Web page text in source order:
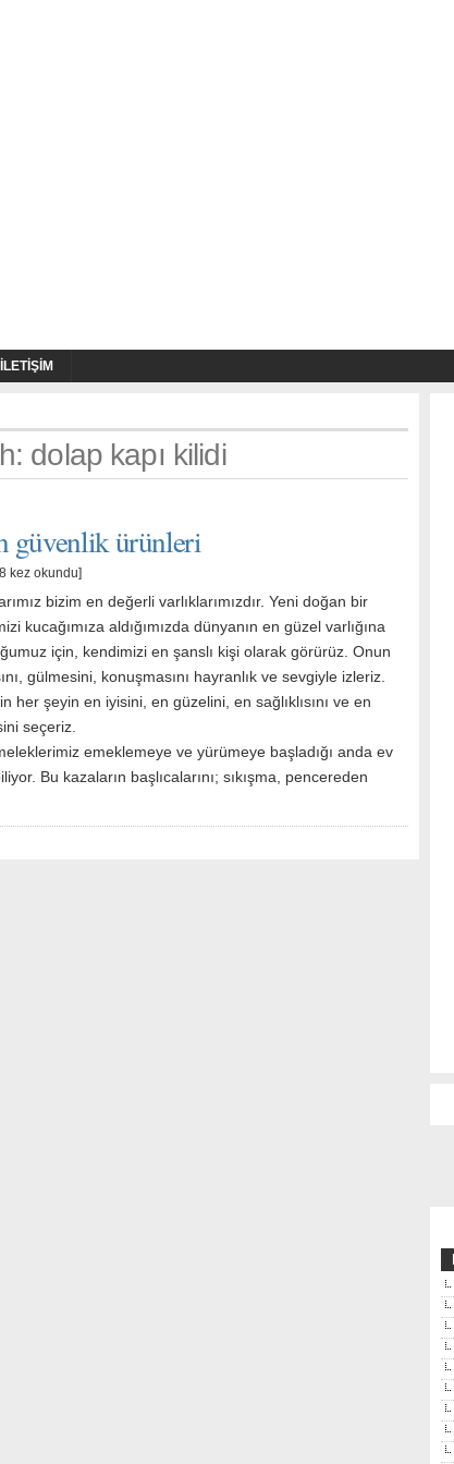
İLETIŞIM
dolap kapı kilidi
güvenlik ürünleri
kez okundu]
bizim en değerli varlıklarımızdır. Yeni doğan bir
kucağımıza aldığımızda dünyanın en güzel varlığına
için, kendimizi en şanslı kişi olarak görürüz. Onun
gülmesini, konuşmasını hayranlık ve sevgiyle izleriz.
her şeyin en iyisini, en güzelini, en sağlıklısını ve en
seçeriz.
emeklemeye ve yürümeye başladığı anda ev
Bu kazaların başlıcalarını; sıkışma, pencereden